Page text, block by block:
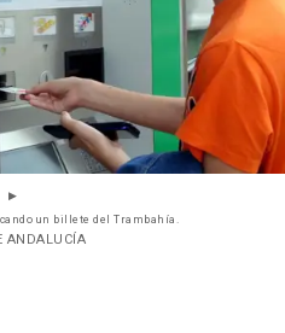
un billete del Trambahía.
ANDALUCÍA